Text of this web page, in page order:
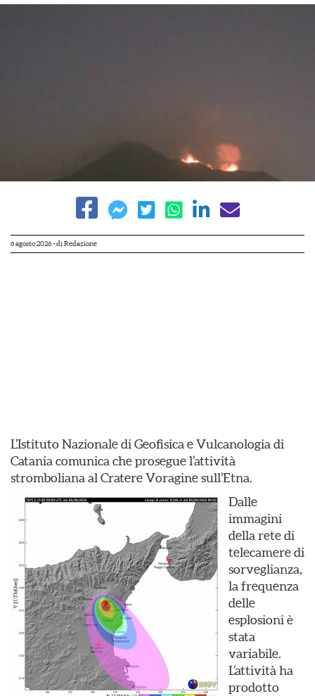
6 agosto 2026- di Redazione
L’Istituto Nazionale di Geofisica e Vulcanologia di
Catania comunica che prosegue l’attività
stromboliana al Cratere Voragine sull’Etna.
Dalle
immagini
della rete di
telecamere di
sorveglianza,
la frequenza
delle
esplosioni è
stata
variabile.
L’attività ha
prodotto